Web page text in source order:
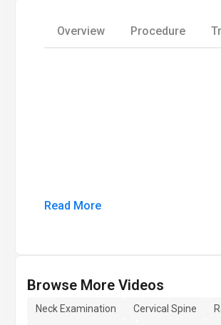
Overview Procedure
Read More
Browse More Videos
Neck Examination Cervical Spine